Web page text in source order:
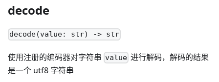
decode
decode(value: str) -> str
使用注册的编码器对字符串 value 进行解码，解码的结果
是一个 utf8 字符串